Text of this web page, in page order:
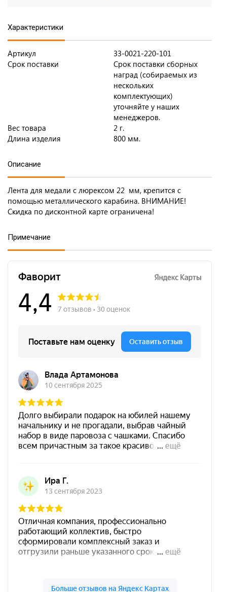
Характеристики
Артикул
33-0021-220-101
Срок поставки
Срок поставки сборных
наград (собираемых из
нескольких
комплектующих)
уточняйте у наших
менеджеров.
Вес товара
2 г.
Длина изделия
800 мм.
Описание
Лента для медали с люрексом 22 мм, крепится с
помощью металлического карабина. ВНИМАНИЕ!
Скидка по дисконтной карте ограничена!
Примечание